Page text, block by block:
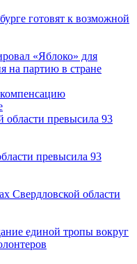
готовят к возможной
«Яблоко» для
на партию в стране
превысила 93
Свердловской области
единой тропы вокруг